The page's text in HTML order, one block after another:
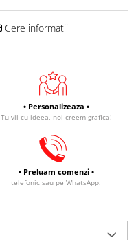
Cere informatii
• Personalizeaza •
Tu vii cu ideea, noi creem grafica!
• Preluam comenzi •
telefonic sau pe WhatsApp.